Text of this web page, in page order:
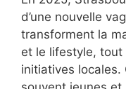
d’une nouvelle
transforment la
et le lifestyle,
initiatives locales.